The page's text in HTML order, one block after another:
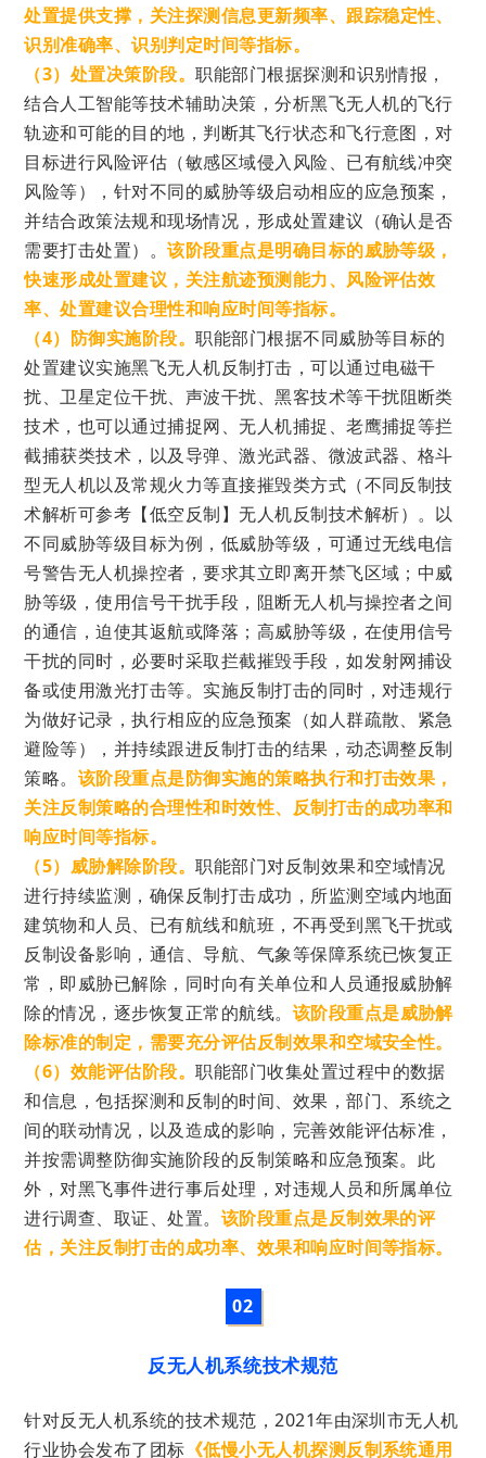
处置提供支撑， 关注探测信息更新频率、跟踪稳定性、
识别准确率、识别判定时间等指标。
（3）处置决策阶段。职能部门根据探测和识别情报，
结合人工智能等技术辅助决策，分析黑飞无人机的飞行
轨迹和可能的目的地，判断其飞行状态和飞行意图，对
目标进行风险评估（敏感区域侵入风险、已有航线冲突
风险等）， 针对不同的威胁等级启动相应的应急预案，
并结合政策法规和现场情况， 形成处置建议（确认是否
需要打击处置）。该阶段重点是明确目标的威胁等级，
快速形成处置建议， 关注航迹预测能力、风险评估效
率、处置建议合理性和响应时间等指标。
（4）防御实施阶段。职能部门根据不同威胁等目标的
处置建议实施黑飞无人机反制打击，可以通过电磁干
扰、卫星定位干扰、 声波干扰、黑客技术等干扰阻断类
技术，也可以通过捕捉网、无人机捕捉、老鹰捕捉等拦
截捕获类技术，以及导弹、激光武器、 微波武器、格斗
型无人机以及常规火力等直接摧毁类方式（不同反制技
术解析可参考 【低空反制】无人机反制技术解析）。以
不同威胁等级目标为例， 低威胁等级，可通过无线电信
号警告无人机操控者，要求其立即离开禁飞区域；中威
胁等级，使用信号干扰手段，阻断无人机与操控者之间
的通信，迫使其返航或降落；高威胁等级，在使用信号
干扰的同时，必要时采取拦截摧毁手段，如发射网捕设
备或使用激光打击等。实施反制打击的同时，对违规行
为做好记录，执行相应的应急预案（如人群疏散、紧急
避险等）， 并持续跟进反制打击的结果，动态调整反制
策略。 该阶段重点是防御实施的策略执行和打击效果，
关注反制策略的合理性和时效性、反制打击的成功率和
响应时间等指标。
（5）威胁解除阶段。职能部门对反制效果和空域情况
进行持续监测， 确保反制打击成功，所监测空域内地面
建筑物和人 员、已有航线和航班，不再受到黑飞干扰或
反制设备影响，通信、导航、气象等保障系统已恢复正
常，即威胁已解除， 同时向有关单位和人员通报威胁解
除的情况， 逐步恢复正常的航线。 该阶段重点是威胁解
除标准的制定，需要充分评估反制效果和空域安全性。
（6）效能评估阶段。职能部门收集处置过程中的数据
和信息，包括探测和反制的时间、效果，部门、系统之
间的联动情况，以及造成的影响，完善效能评估标准，
并按需调整防御实施阶段的反制策略和应急预案。此
外，对黑飞事件进行事后处理，对违规人员和所属单位
进行调查、取证、处置。 该阶段重点是反制效果的评
估， 关注反制打击的成功率、效果和响应时间等指标。
02
反无人机系统技术规范
针对反无人机系统的技术规范，2021年由深圳市无人机
行业协会发布了团标 《低慢小无人机探测反制系统通用